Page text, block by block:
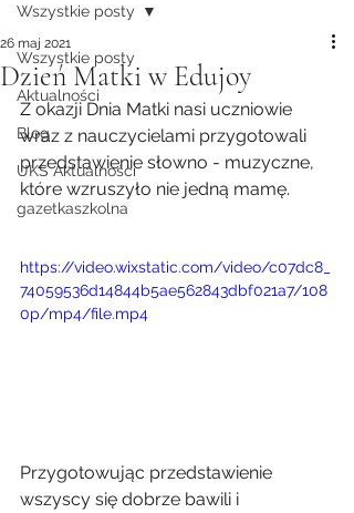
Wszystkie posty
Aktualności
Blog
UKS Aktualności
gazetkaszkolna
Wszystkie posty
Dzień Matki w Edujoy
26 maj 2021
Z okazji Dnia Matki nasi uczniowie
wraz z nauczycielami przygotowali
przedstawienie słowno - muzyczne,
które wzruszyło nie jedną mamę.
https://video.wixstatic.com/video/c07dc8_
74059536d14844b5ae562843dbf021a7/108
0p/mp4/file.mp4
Przygotowując przedstawienie
wszyscy się dobrze bawili i